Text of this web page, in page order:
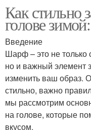
Как стильно
голове
Введение
Шарф – это не только
но и важный элемент
изменить ваш образ.
стильно, важно
мы рассмотрим
на голове, которые
вкусом.